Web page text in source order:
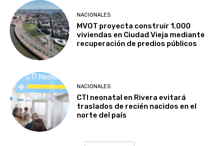
NACIONALES
MVOT proyecta construir 1.000
viviendas en Ciudad Vieja mediante
recuperación de predios públicos
NACIONALES
CTI neonatal en Rivera evitará
traslados de recién nacidos en el
norte del país